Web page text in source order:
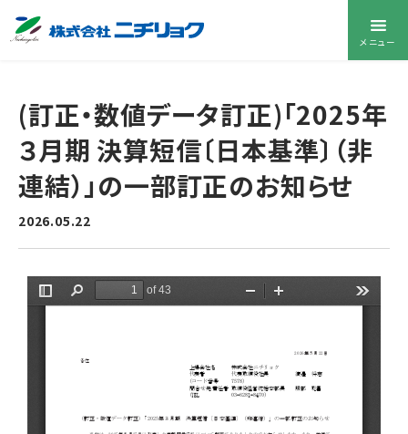
メニュー
(訂正・数値データ訂正)「2025年
３月期 決算短信〔日本基準〕（非
連結）」の一部訂正のお知らせ
2026.05.22